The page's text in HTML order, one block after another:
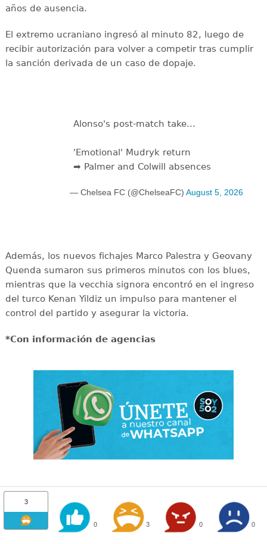
años de ausencia.
El extremo ucraniano ingresó al minuto 82, luego de
recibir autorización para volver a competir tras cumplir
la sanción derivada de un caso de dopaje.
Alonso's post-match take...
'Emotional' Mudryk return
➡️ Palmer and Colwill absences
— Chelsea FC (@ChelseaFC) August 5, 2026
Además, los nuevos fichajes Marco Palestra y Geovany
Quenda sumaron sus primeros minutos con los blues,
mientras que la vecchia signora encontró en el ingreso
del turco Kenan Yildiz un impulso para mantener el
control del partido y asegurar la victoria.
*Con información de agencias
3
0 3 0 0